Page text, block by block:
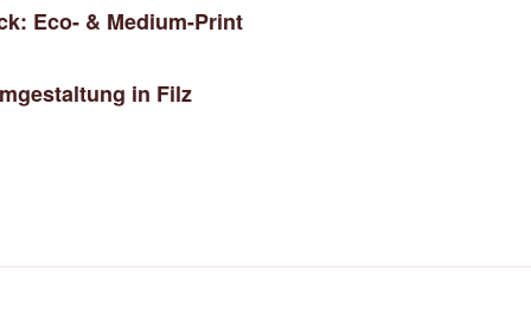
Eco- & Medium-Print
in Filz